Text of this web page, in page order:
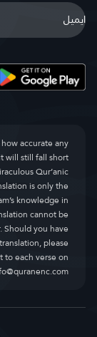
accurate any
will still fall short
Qur’anic
is only the
knowledge in
cannot be
Should you have
please
each verse on